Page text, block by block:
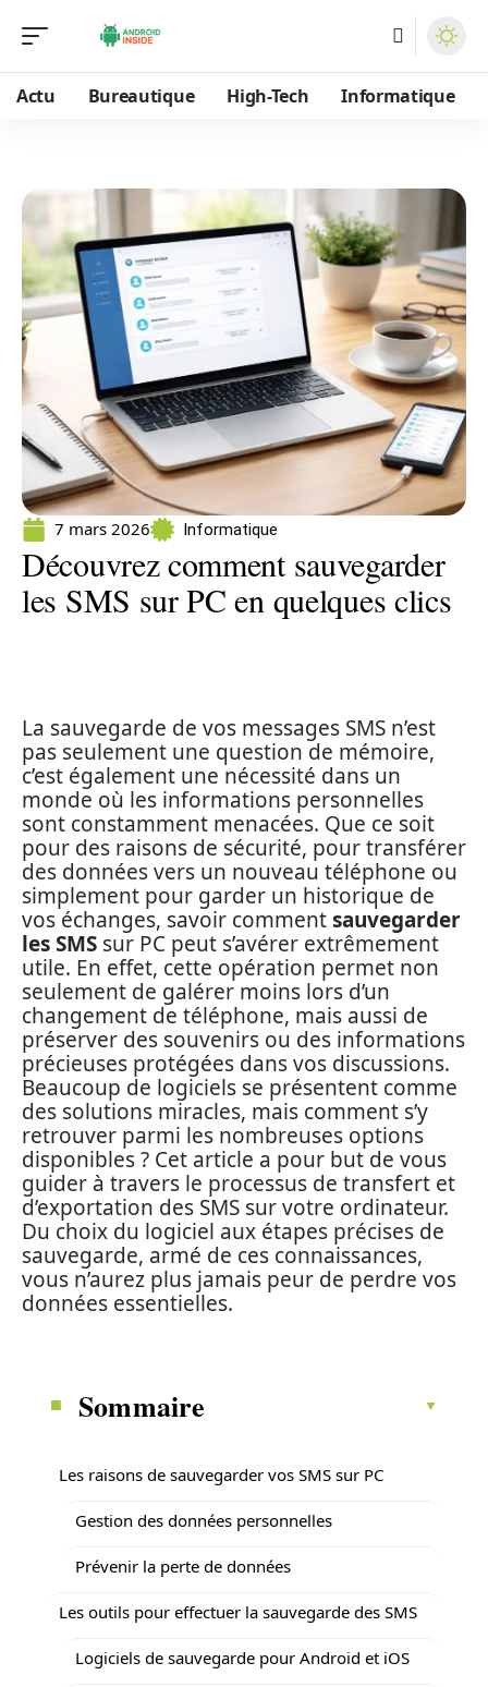
Actu Bureautique High-Tech Informatique
7 mars 2026 Informatique
Découvrez comment sauvegarder
les SMS sur PC en quelques clics
La sauvegarde de vos messages SMS n’est
pas seulement une question de mémoire,
c’est également une nécessité dans un
monde où les informations personnelles
sont constamment menacées. Que ce soit
pour des raisons de sécurité, pour transférer
des données vers un nouveau téléphone ou
simplement pour garder un historique de
vos échanges, savoir commentsauvegarder
les SMS sur PC peut s’avérer extrêmement
utile. En effet, cette opération permet non
seulement de galérer moins lors d’un
changement de téléphone, mais aussi de
préserver des souvenirs ou des informations
précieuses protégées dans vos discussions.
Beaucoup de logiciels se présentent comme
des solutions miracles, mais comment s’y
retrouver parmi les nombreuses options
disponibles ? Cet article a pour but de vous
guider à travers le processus de transfert et
d’exportation des SMS sur votre ordinateur.
Du choix du logiciel aux étapes précises de
sauvegarde, armé de ces connaissances,
vous n’aurez plus jamais peur de perdre vos
données essentielles.
Sommaire
Les raisons de sauvegarder vos SMS sur PC
Gestion des données personnelles
Prévenir la perte de données
Les outils pour effectuer la sauvegarde des SMS
Logiciels de sauvegarde pour Android et iOS